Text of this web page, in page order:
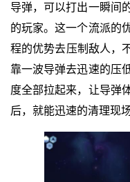
导弹，可以打出一瞬间
的玩家。这一个流派的
程的优势去压制敌人，
靠一波导弹去迅速的压
度全部拉起来，让导弹
后，就能迅速的清理现场